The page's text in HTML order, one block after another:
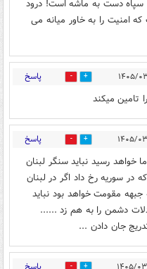
سپاه دست به ماشه است! درود
که امنیت را به خاور میانه می
0 پاسخ
تامین میکند
2 پاسخ
خواهد رسید نباید سنگر لبنان
سوریه رخ داد اگر در لبنان
مقومت خواهد بود نباید
دشمن را به هم زد ......
جان دادن ...